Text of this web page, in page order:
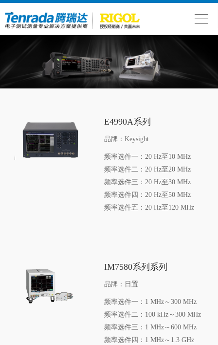
E4990A系列
品牌：Keysight
频率选件一：20 Hz至10 MHz
频率选件二：20 Hz至20 MHz
频率选件三：20 Hz至30 MHz
频率选件四：20 Hz至50 MHz
频率选件五：20 Hz至120 MHz
IM7580系列系列
品牌：日置
频率选件一：1 MHz～300 MHz
频率选件二：100 kHz～300 MHz
频率选件三：1 MHz～600 MHz
频率选件四：1 MHz～1.3 GHz